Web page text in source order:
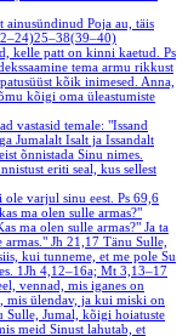
ainusündinud Poja au, täis
kelle patt on kinni kaetud. Ps
tema armu rikkust
kõik inimesed. Anna,
kõigi oma üleastumiste
vastasid temale: "Issand
Jumalalt Isalt ja Issandalt
õnnistada Sinu nimes.
eriti seal, kus sellest
varjul sinu eest. Ps 69,6
ma olen sulle armas?"
ma olen sulle armas?" Ja ta
armas." Jh 21,17 Tänu Sulle,
kui tunneme, et me pole Su
1Jh 4,12–16a; Mt 3,13–17
vennad, mis iganes on
mis ülendav, ja kui miski on
Sulle, Jumal, kõigi hoiatuste
meid Sinust lahutab, et